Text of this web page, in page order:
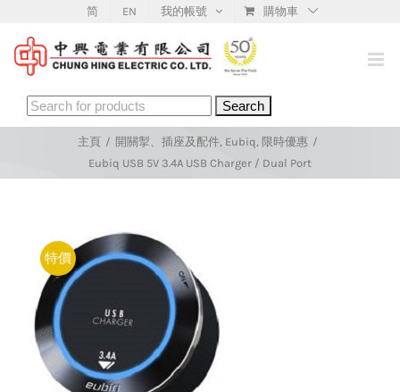
content
简 EN 我的帳號 購物車
Search
for:
主頁 / 開關掣、插座及配件, Eubiq, 限時優惠 /
Eubiq USB 5V 3.4A USB Charger / Dual Port
特價